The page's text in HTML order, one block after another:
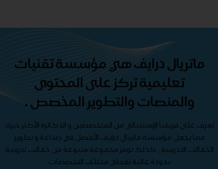
ماتريال درايف هي مؤسسة تقنيات
تعليمية تركز على المحتوى
والمنصات والتطوير المخصص .
تعرف على فريقنا الإستثنائي من المتخصصين و الدكاترة الأكثر خبرة،
مما يجعل مؤسسة ماتريال درايف الأفضل في صناعة و تطوير
الحقائب التدريبية , كذلك نوفر مجموعة متنوعة من حقائب تدريبية
بجودة عالية تغطي مختلف التخصصات